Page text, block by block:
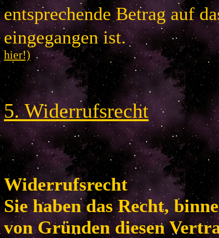
entsprechende Betrag auf
eingegangen
hier!)
5.Widerrufsrecht
Widerrufsrecht
Sie haben das Recht,
von Gründen diesen